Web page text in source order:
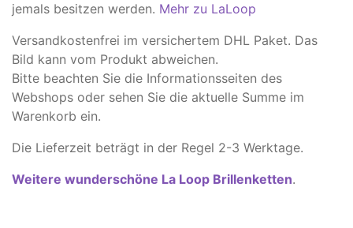
jemals besitzen werden. Mehr zu LaLoop
Versandkostenfrei im versichertem DHL Paket. Das
Bild kann vom Produkt abweichen.
​Bitte beachten Sie die Informationsseiten des
Webshops oder sehen Sie die aktuelle Summe im
Warenkorb ein.
Die Lieferzeit beträgt in der Regel 2-3 Werktage.
Weitere wunderschöne La Loop Brillenketten.